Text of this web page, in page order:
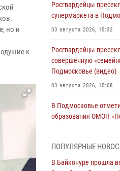
но и
к
Росгвардейцы
супермаркета в
03 августа 2026, 15:32
Росгвардейцы
совершённую
Подмосковье (видео)
03 августа 2026, 15:08
В Подмосковье
образования ОМОН
Офицер
стал гостем эфира
ПОПУЛЯРНЫЕ
В Байконуре прошла